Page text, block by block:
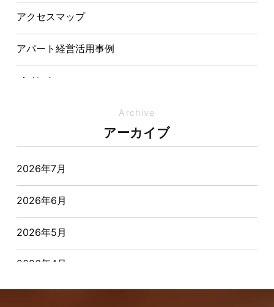
表敬訪問を行いました
アクセスマップ
アパート経営活用事例
イベント
オーナー様からの質問
おすすめ物件
お客様インタビュー
お客様の声
Archive
アーカイブ
2026年7月
2026年6月
2026年5月
2026年4月